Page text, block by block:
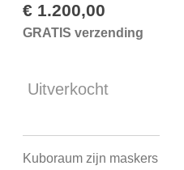
€ 1.200,00
GRATIS verzending
Uitverkocht
Kuboraum zijn maskers